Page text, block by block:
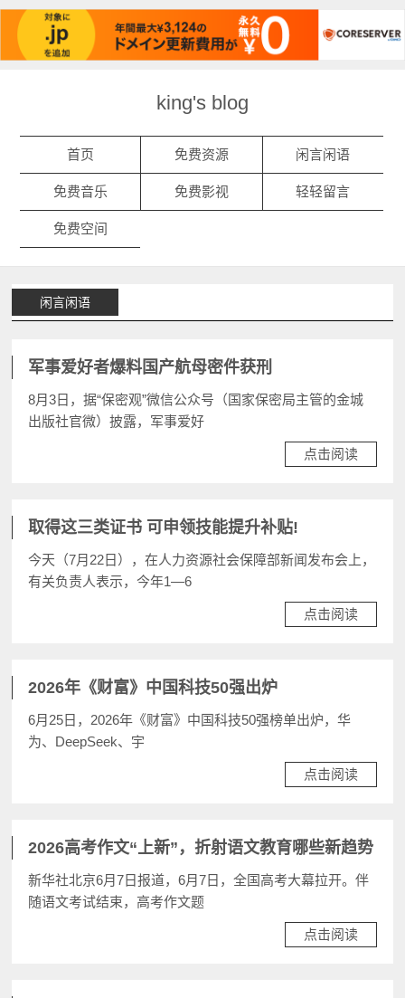
king's blog
首页 免费资源 闲言闲语
免费音乐 免费影视 轻轻留言
免费空间
闲言闲语
军事爱好者爆料国产航母密件获刑
8月3日，据“保密观”微信公众号（国家保密局主管的金城
出版社官微）披露，军事爱好
点击阅读
取得这三类证书 可申领技能提升补贴!
今天（7月22日），在人力资源社会保障部新闻发布会上，
有关负责人表示，今年1—6
点击阅读
2026年《财富》中国科技50强出炉
6月25日，2026年《财富》中国科技50强榜单出炉，华
为、DeepSeek、宇
点击阅读
2026高考作文“上新”，折射语文教育哪些新趋势
新华社北京6月7日报道，6月7日，全国高考大幕拉开。伴
随语文考试结束，高考作文题
点击阅读